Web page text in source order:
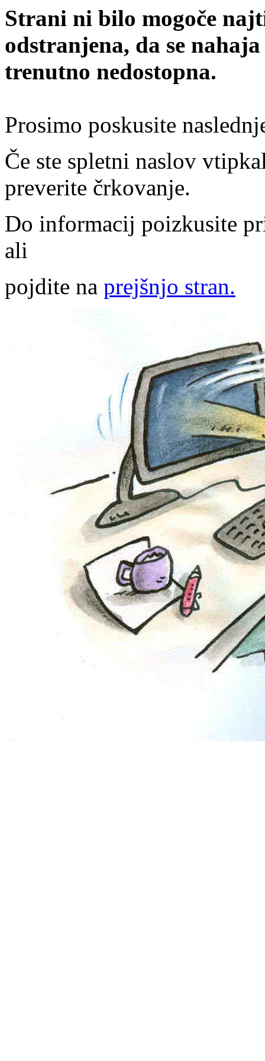
Strani ni bilo mogoče
odstranjena, da se
trenutno nedostopna.
Prosimo poskusite
Če ste spletni naslov
preverite črkovanje.
Do informacij poizkusite
ali
pojdite na prejšnjo stran.